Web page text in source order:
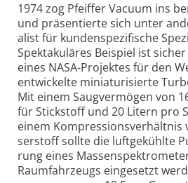
1974 zog Pfeif­fer Va­cuum ins
und prä­sen­tierte sich unter
alist für kun­den­spezi­fische
Spek­taku­läres Bei­spiel ist
eines NASA-Pro­jektes für den
entwi­ckelte minia­turi­sierte
Mit einem Saug­ver­mö­gen von
für Stick­stoff und 20 Li­tern pro
einem Kom­pres­sions­ver­hält­nis
ser­stoff sollte die luft­ge­kühlte
rung eines
Raum­fahr­zeugs einge­setzt